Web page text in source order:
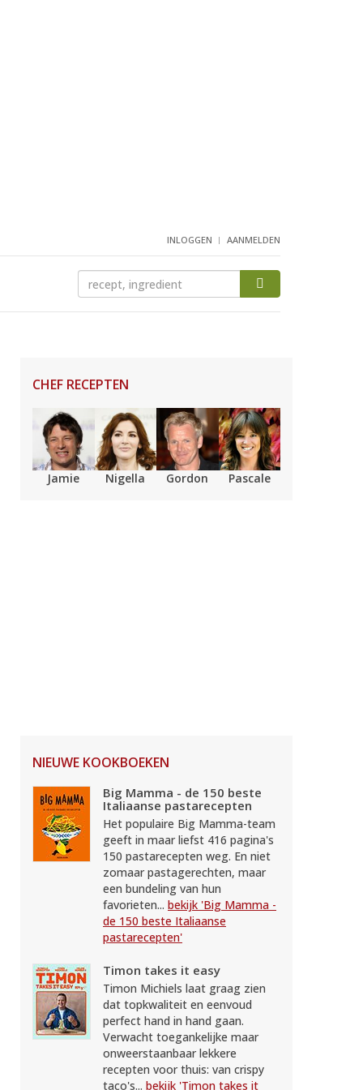
INLOGGEN AANMELDEN
CHEF RECEPTEN
Jamie Nigella Gordon Pascale
NIEUWE KOOKBOEKEN
Big Mamma - de 150 beste
Italiaanse pastarecepten
Het populaire Big Mamma-team
geeft in maar liefst 416 pagina's
150 pastarecepten weg. En niet
zomaar pastagerechten, maar
een bundeling van hun
favorieten... bekijk 'Big Mamma -
de 150 beste Italiaanse
pastarecepten'
Timon takes it easy
Timon Michiels laat graag zien
dat topkwaliteit en eenvoud
perfect hand in hand gaan.
Verwacht toegankelijke maar
onweerstaanbaar lekkere
recepten voor thuis: van crispy
taco's... bekijk 'Timon takes it